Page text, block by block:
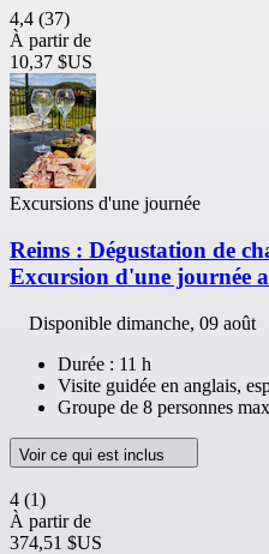
4,4 (37)
À partir de
10,37 $US
Excursions d'une journée
Reims : Dégustation de
Excursion d'une journée
Disponible dimanche, 09 août
Durée : 11 h
Visite guidée en anglais,
Groupe de 8 personnes
Voir ce qui est inclus
4 (1)
À partir de
374,51 $US